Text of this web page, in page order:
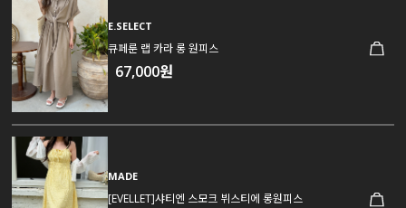
E.SELECT
큐페룬 랩 카라 롱 원피스
67,000원
MADE
[EVELLET]샤티엔 스모크 뷔스티에 롱원피스